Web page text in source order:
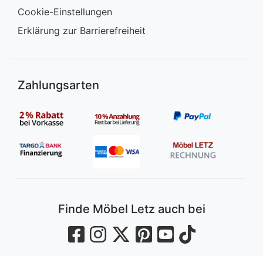
Cookie-Einstellungen
Erklärung zur Barrierefreiheit
Zahlungsarten
Finde Möbel Letz auch bei